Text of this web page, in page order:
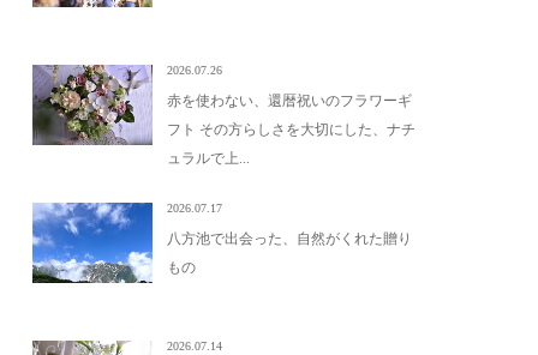
2026.07.26
赤を使わない、還暦祝いのフラワーギ
フト その方らしさを大切にした、ナチ
ュラルで上...
2026.07.17
八方池で出会った、自然がくれた贈り
もの
2026.07.14